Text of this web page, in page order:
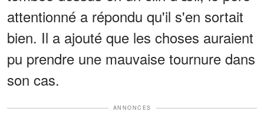
attentionné a répondu qu'il s'en sortait
bien. Il a ajouté que les choses auraient
pu prendre une mauvaise tournure dans
son cas.
ANNONCES